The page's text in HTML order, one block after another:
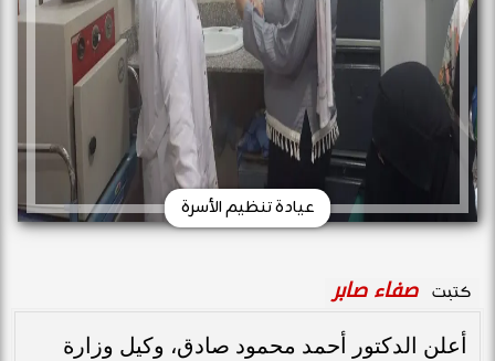
عيادة تنظيم الأسرة
كتبت صفاء صابر
أعلن الدكتور أحمد محمود صادق، وكيل وزارة